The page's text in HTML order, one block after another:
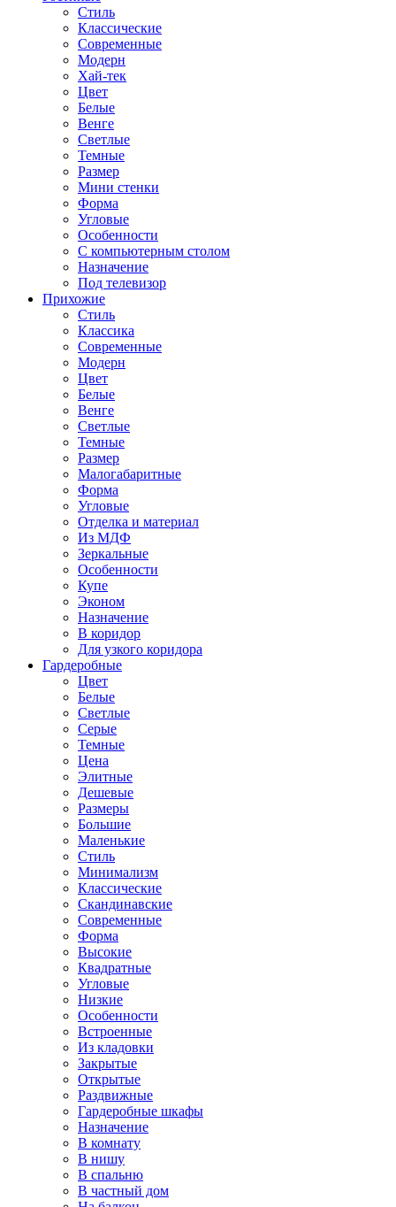
Стиль
Классические
Современные
Модерн
Хай-тек
Цвет
Белые
Венге
Светлые
Темные
Размер
Мини стенки
Форма
Угловые
Особенности
С компьютерным столом
Назначение
Под телевизор
Прихожие
Стиль
Классика
Современные
Модерн
Цвет
Белые
Венге
Светлые
Темные
Размер
Малогабаритные
Форма
Угловые
Отделка и материал
Из МДФ
Зеркальные
Особенности
Купе
Эконом
Назначение
В коридор
Для узкого коридора
Гардеробные
Цвет
Белые
Светлые
Серые
Темные
Цена
Элитные
Дешевые
Размеры
Большие
Маленькие
Стиль
Минимализм
Классические
Скандинавские
Современные
Форма
Высокие
Квадратные
Угловые
Низкие
Особенности
Встроенные
Из кладовки
Закрытые
Открытые
Раздвижные
Гардеробные шкафы
Назначение
В комнату
В нишу
В спальню
В частный дом